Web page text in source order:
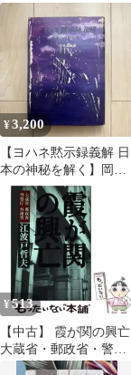
関書房(ケース無し)
¥3,200
【ヨハネ黙示録義解 日
本の神秘を解く】岡本
安出 著／霞が関書房
¥ 513
【中古】 霞が関の興亡
大蔵省・郵政省・警察
庁・外務省 / 江波戸 哲